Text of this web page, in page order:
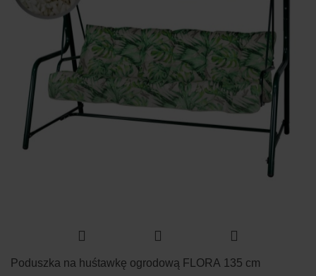
Poduszka na huśtawkę ogrodową FLORA 135 cm